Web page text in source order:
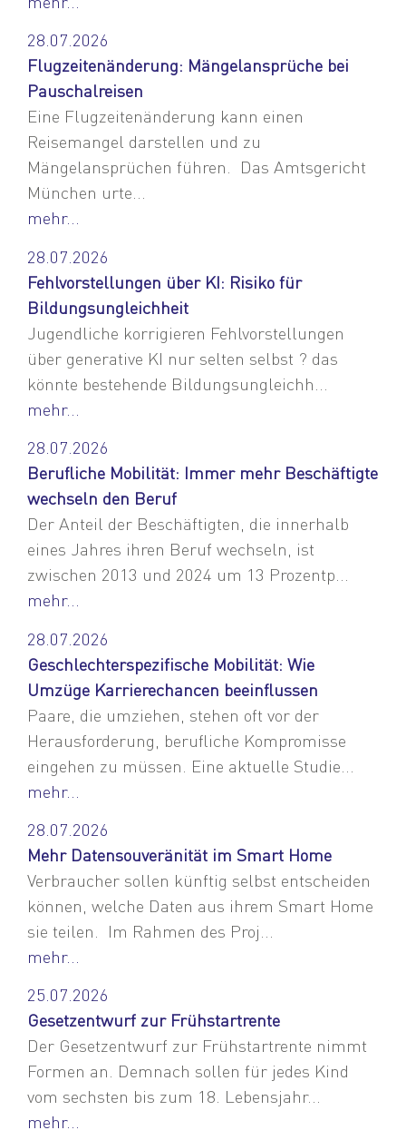
28.07.2026
Flugzeitenänderung: Mängelansprüche bei
Pauschalreisen
Eine Flugzeitenänderung kann einen
Reisemangel darstellen und zu
Mängelansprüchen führen. Das Amtsgericht
München urte...
mehr...
28.07.2026
Fehlvorstellungen über KI: Risiko für
Bildungsungleichheit
Jugendliche korrigieren Fehlvorstellungen
über generative KI nur selten selbst ? das
könnte bestehende Bildungsungleichh...
mehr...
28.07.2026
Berufliche Mobilität: Immer mehr Beschäftigte
wechseln den Beruf
Der Anteil der Beschäftigten, die innerhalb
eines Jahres ihren Beruf wechseln, ist
zwischen 2013 und 2024 um 13 Prozentp...
mehr...
28.07.2026
Geschlechterspezifische Mobilität: Wie
Umzüge Karrierechancen beeinflussen
Paare, die umziehen, stehen oft vor der
Herausforderung, berufliche Kompromisse
eingehen zu müssen. Eine aktuelle Studie...
mehr...
28.07.2026
Mehr Datensouveränität im Smart Home
Verbraucher sollen künftig selbst entscheiden
können, welche Daten aus ihrem Smart Home
sie teilen. Im Rahmen des Proj...
mehr...
25.07.2026
Gesetzentwurf zur Frühstartrente
Der Gesetzentwurf zur Frühstartrente nimmt
Formen an. Demnach sollen für jedes Kind
vom sechsten bis zum 18. Lebensjahr...
mehr...